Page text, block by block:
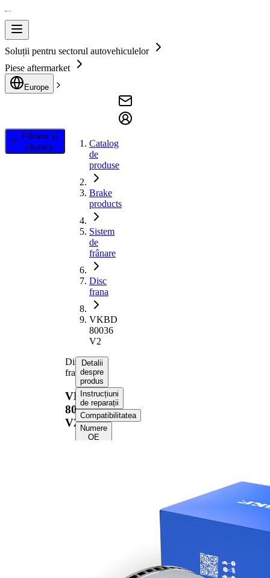
Soluții pentru sectorul autovehiculelor
Piese aftermarket
Europe
Filtrare și
căutare
Catalog
de
produse
Brake
products
Sistem
de
frânare
Disc
frana
VKBD
80036
V2
Disc
frana
VKBD
80036
V2
Detalii
despre
produs
Instrucțiuni
de reparații
Compatibilitatea
Numere
OE
21,9 mm